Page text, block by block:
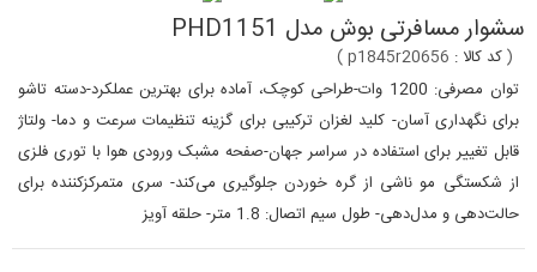
سشوار مسافرتی بوش مدل PHD1151
(کد کالا : p1845r20656
)
توان مصرفی: 1200 وات-طراحی کوچک، آماده برای بهترین عملکرد-دسته تاشو
برای نگهداری آسان- کلید لغزان ترکیبی برای گزینه تنظیمات سرعت و دما- ولتاژ
قابل تغییر برای استفاده در سراسر جهان-صفحه مشبک ورودی هوا با توری فلزی
از شکستگی مو ناشی از گره خوردن جلوگیری می‌کند- سری متمرکزکننده برای
حالت‌دهی و مدل‌دهی- طول سیم اتصال: 1.8 متر- حلقه آویز